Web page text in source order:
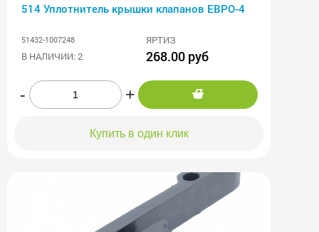
514 Уплотнитель крышки клапанов ЕВРО-4
51432-1007248
ЯРТИЗ
В НАЛИЧИИ: 2
268.00 руб
- +
Купить в один клик